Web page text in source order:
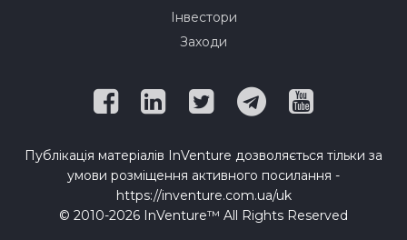
Інвестори
Заходи
Публікація матеріалів InVenture дозволяється тільки за
умови розміщення активного посилання -
https://inventure.com.ua/uk
© 2010-2026 InVenture™ All Rights Reserved